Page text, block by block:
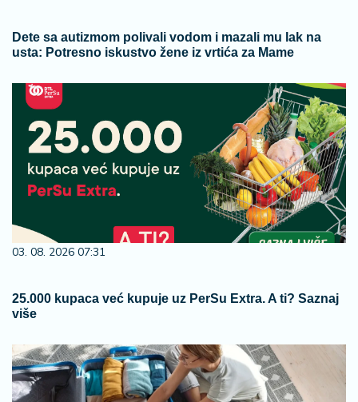
Dete sa autizmom polivali vodom i mazali mu lak na
usta: Potresno iskustvo žene iz vrtića za Mame
03. 08. 2026 07:31
25.000 kupaca već kupuje uz PerSu Extra. A ti? Saznaj
više